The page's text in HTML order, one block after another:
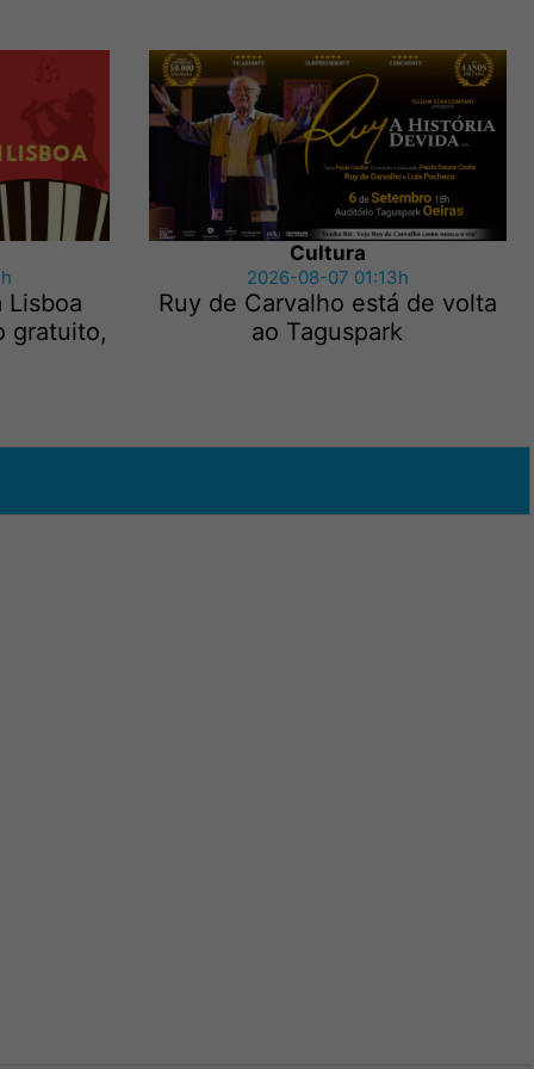
Lisboa
gratuito,
Cultura
2026-08-07 01:13h
Ruy de Carvalho está de volta
ao Taguspark